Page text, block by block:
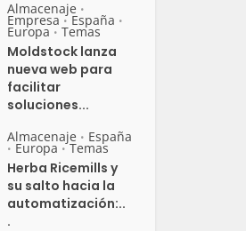
Almacenaje •
Empresa • España •
Europa • Temas
Moldstock lanza
nueva web para
facilitar
soluciones...
Almacenaje • España
• Europa • Temas
Herba Ricemills y
su salto hacia la
automatización:..
.